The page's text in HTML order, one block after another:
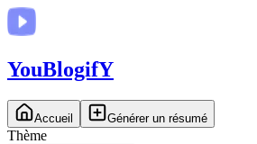
YouBlogifY
Accueil Générer un résumé
Thème